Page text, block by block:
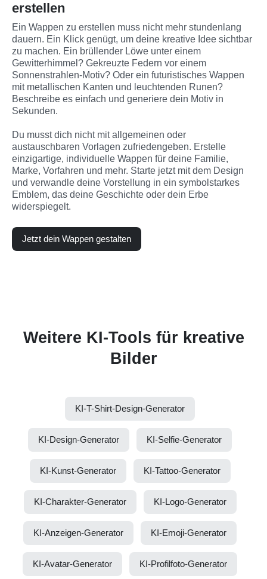
erstellen
Ein Wappen zu erstellen muss nicht mehr stundenlang
dauern. Ein Klick genügt, um deine kreative Idee sichtbar
zu machen. Ein brüllender Löwe unter einem
Gewitterhimmel? Gekreuzte Federn vor einem
Sonnenstrahlen-Motiv? Oder ein futuristisches Wappen
mit metallischen Kanten und leuchtenden Runen?
Beschreibe es einfach und generiere dein Motiv in
Sekunden.
Du musst dich nicht mit allgemeinen oder
austauschbaren Vorlagen zufriedengeben. Erstelle
einzigartige, individuelle Wappen für deine Familie,
Marke, Vorfahren und mehr. Starte jetzt mit dem Design
und verwandle deine Vorstellung in ein symbolstarkes
Emblem, das deine Geschichte oder dein Erbe
widerspiegelt.
Jetzt dein Wappen gestalten
Weitere KI-Tools für kreative
Bilder
KI-T-Shirt-Design-Generator
KI-Design-Generator KI-Selfie-Generator
KI-Kunst-Generator KI-Tattoo-Generator
KI-Charakter-Generator KI-Logo-Generator
KI-Anzeigen-Generator KI-Emoji-Generator
KI-Avatar-Generator KI-Profilfoto-Generator